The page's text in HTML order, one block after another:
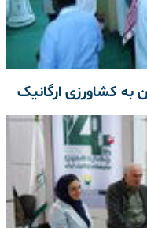
به کشاورزی ارگانیک